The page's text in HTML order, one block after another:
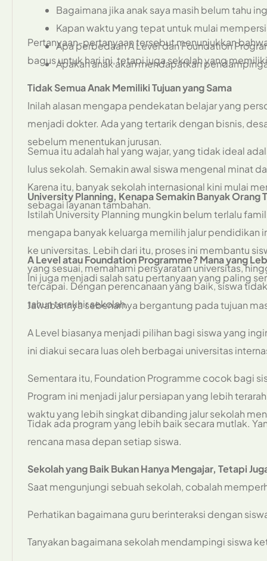
Bagaimana jika anak saya masih belum tahu
Kapan waktu yang tepat untuk mulai
Apa perbedaan A Level dan Foundation
Apakah anak akan mendapatkan
Pertanyaan-pertanyaan tersebut menunjukkan
bagus untuk hari ini, tetapi juga sekolah yang
Tidak Semua Anak Memiliki Tujuan yang Sama
Inilah alasan mengapa pendekatan belajar yang
menjadi dokter. Ada yang tertarik dengan bisnis,
sebelum menentukan jurusan.
Semua itu adalah hal yang wajar, yang tidak ideal
lulus sekolah. Semakin awal siswa mengenal minat
Karena itu, banyak sekolah internasional kini mulai
sebagai layanan tambahan.
University Planning, Kenapa Semakin Banyak Orang
Istilah University Planning mungkin belum terlalu
mengapa banyak keluarga memilih jalur pendidikan
ke universitas. Lebih dari itu, proses ini membantu
yang sesuai, memahami persyaratan universitas,
tercapai. Dengan perencanaan yang baik, siswa
tahun terakhir sekolah.
A Level atau Foundation Programme? Mana yang
Ini juga menjadi salah satu pertanyaan yang paling
Jawabannya sebenarnya bergantung pada tujuan
A Level biasanya menjadi pilihan bagi siswa yang
ini diakui secara luas oleh berbagai universitas
Sementara itu, Foundation Programme cocok bagi
Program ini menjadi jalur persiapan yang lebih
waktu yang lebih singkat dibanding jalur sekolah
Tidak ada program yang lebih baik secara mutlak.
rencana masa depan setiap siswa.
Sekolah yang Baik Bukan Hanya Mengajar, Tetapi
Saat mengunjungi sebuah sekolah, cobalah
Perhatikan bagaimana guru berinteraksi dengan
Tanyakan bagaimana sekolah mendampingi siswa